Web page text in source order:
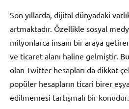
Son yıllarda, dijital dünyadaki
artmaktadır. Özellikle sosyal
milyonlarca insanı bir araya
ve ticaret alanı haline gelmiştir.
olan Twitter hesapları da dikkat
popüler hesapların ticari birer
edilmemesi tartışmalı bir konudur.